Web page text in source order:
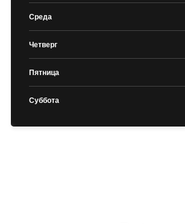
Среда
Четверг
Пятница
Суббота